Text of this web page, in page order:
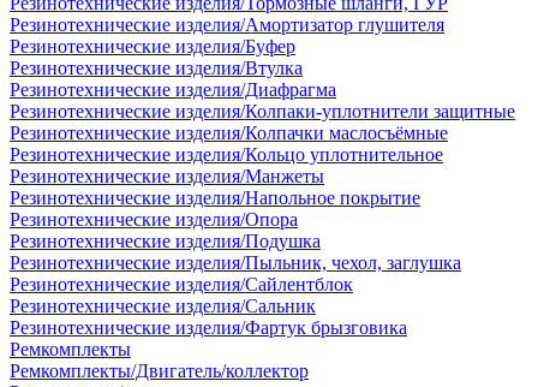
Резинотехнические изделия/Амортизатор глушителя
Резинотехнические изделия/Буфер
Резинотехнические изделия/Втулка
Резинотехнические изделия/Диафрагма
Резинотехнические изделия/Колпаки-уплотнители защитные
Резинотехнические изделия/Колпачки маслосъёмные
Резинотехнические изделия/Кольцо уплотнительное
Резинотехнические изделия/Манжеты
Резинотехнические изделия/Напольное покрытие
Резинотехнические изделия/Опора
Резинотехнические изделия/Подушка
Резинотехнические изделия/Пыльник, чехол, заглушка
Резинотехнические изделия/Сайлентблок
Резинотехнические изделия/Сальник
Резинотехнические изделия/Фартук брызговика
Ремкомплекты
Ремкомплекты/Двигатель/коллектор